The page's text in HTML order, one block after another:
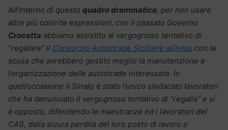
All’interno di questo quadro drammatico, per non usare
altre più colorite espressioni, con il passato Governo
Crocetta abbiamo assistito al vergognoso tentativo di
“regalare” il Consorzio Autostrade Siciliane all’Anas con la
scusa che avrebbero gestito meglio la manutenzione e
l’organizzazione delle autostrade interessate. In
quell’occasione il Sinalp è stato l’unico sindacato lavoratori
che ha denunciato il vergognoso tentativo di “regalia” e si
è opposto, difendendo le maestranze ed i lavoratori del
CAS, dalla sicura perdita del loro posto di lavoro e